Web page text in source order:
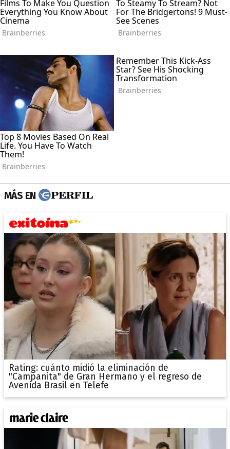
MÁS EN
Rating: cuánto midió la eliminación de
"Campanita" de Gran Hermano y el regreso de
Avenida Brasil en Telefe